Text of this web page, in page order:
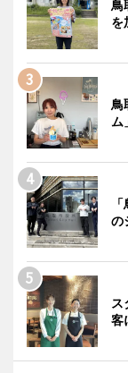
鳥
を
鳥
ム
の
ス
客